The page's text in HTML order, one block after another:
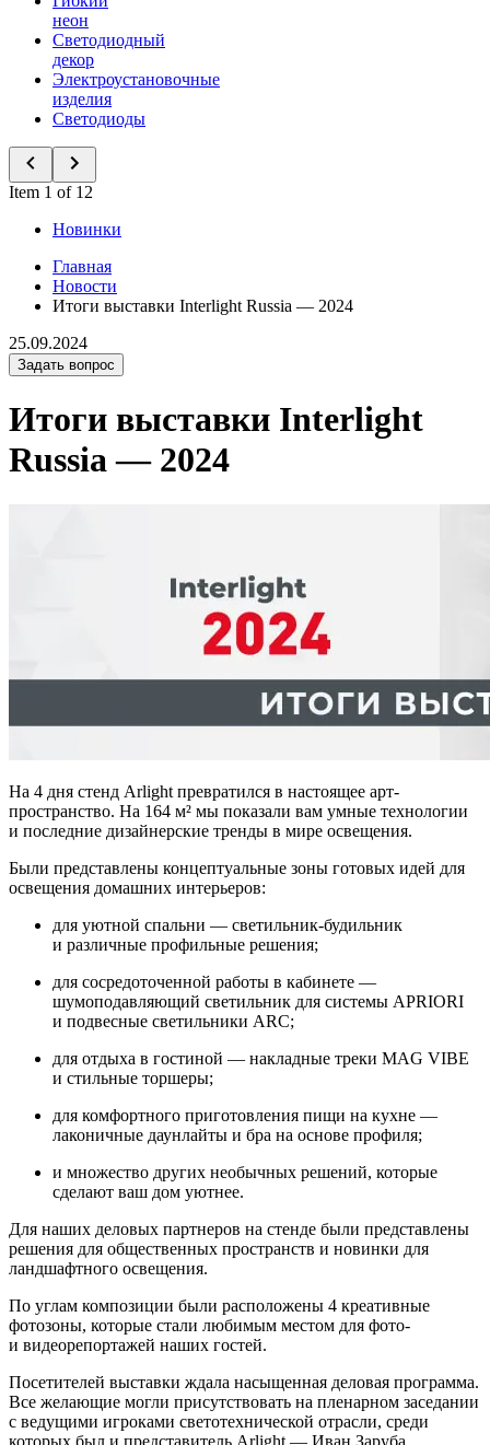
неон
Светодиодный
декор
Электроустановочные
изделия
Светодиоды
Item 1 of 12
Новинки
Главная
Новости
Итоги выставки Interlight Russia — 2024
25.09.2024
Задать вопрос
Итоги выставки Interlight
Russia — 2024
На 4 дня стенд Arlight превратился в настоящее арт-
пространство. На 164 м² мы показали вам умные технологии
и последние дизайнерские тренды в мире освещения.
Были представлены концептуальные зоны готовых идей для
освещения домашних интерьеров:
для уютной спальни — светильник-будильник
и различные профильные решения;
для сосредоточенной работы в кабинете —
шумоподавляющий светильник для системы APRIORI
и подвесные светильники ARC;
для отдыха в гостиной — накладные треки MAG VIBE
и стильные торшеры;
для комфортного приготовления пищи на кухне —
лаконичные даунлайты и бра на основе профиля;
и множество других необычных решений, которые
сделают ваш дом уютнее.
Для наших деловых партнеров на стенде были представлены
решения для общественных пространств и новинки для
ландшафтного освещения.
По углам композиции были расположены 4 креативные
фотозоны, которые стали любимым местом для фото-
и видеорепортажей наших гостей.
Посетителей выставки ждала насыщенная деловая программа.
Все желающие могли присутствовать на пленарном заседании
с ведущими игроками светотехнической отрасли, среди
которых был и представитель Arlight — Иван Заруба,